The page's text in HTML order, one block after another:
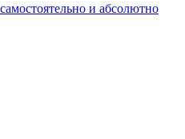
и абсолютно